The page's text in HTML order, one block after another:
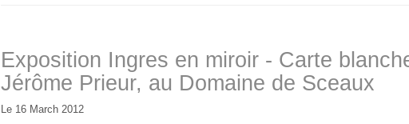
Exposition Ingres en miroir - Carte
Jérôme Prieur, au Domaine de Sceaux
Le 16 March 2012